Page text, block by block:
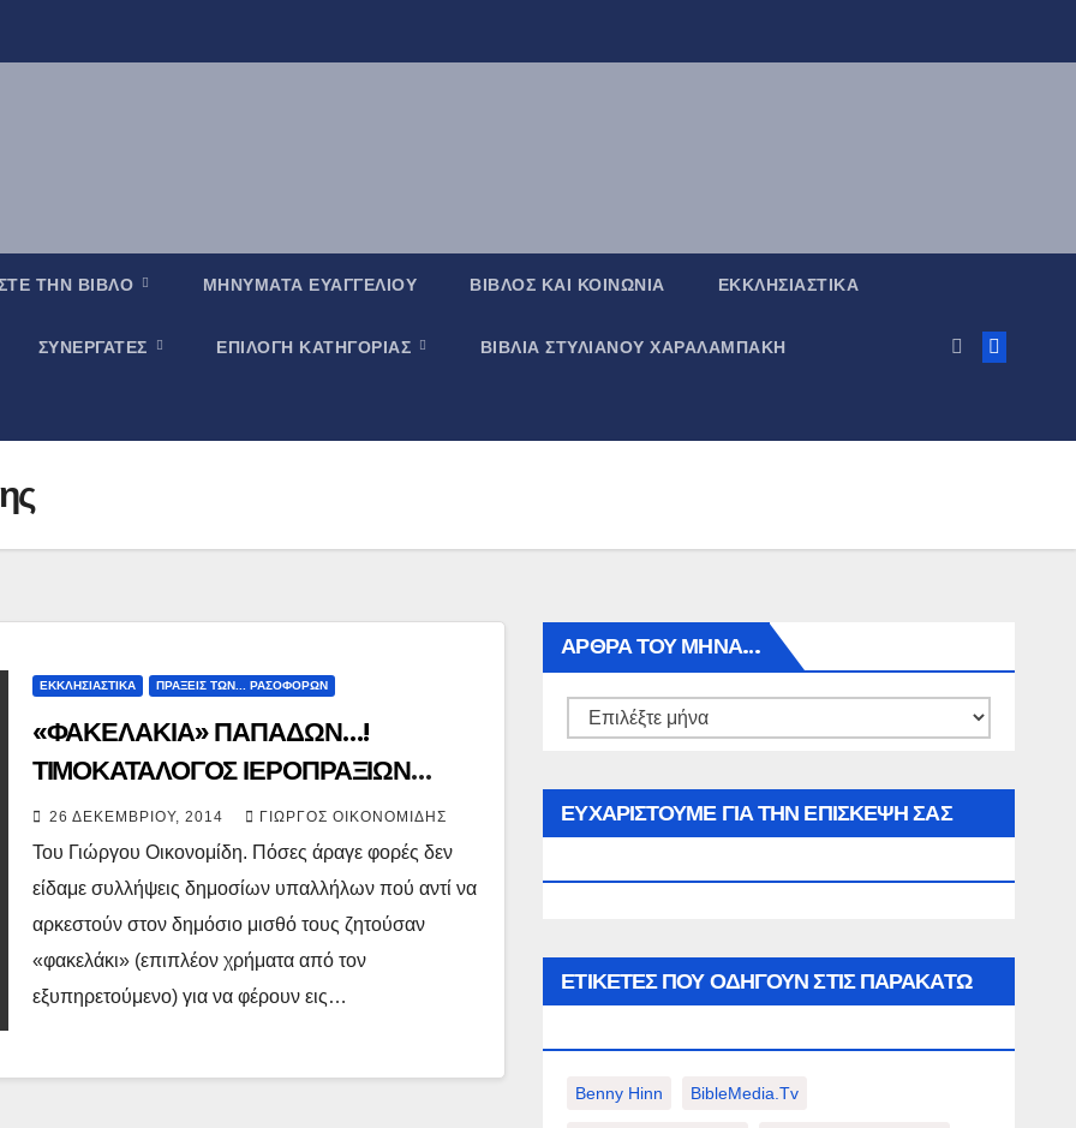
ΤΗΝ ΒΙΒΛΟ ΜΗΝΥΜΑΤΑ ΕΥΑΓΓΕΛΙΟΥ ΒΙΒΛΟΣ ΚΑΙ ΚΟΙΝΩΝΙΑ ΕΚΚΛΗΣΙΑΣΤΙΚΑ
ΣΥΝΕΡΓΑΤΕΣ ΕΠΙΛΟΓΗ ΚΑΤΗΓΟΡΙΑΣ ΒΙΒΛΙΑ ΣΤΥΛΙΑΝΟΥ ΧΑΡΑΛΑΜΠΑΚΗ
ΕΚΚΛΗΣΙΑΣΤΙΚΑ ΠΡΑΞΕΙΣ ΤΩΝ... ΡΑΣΟΦΟΡΩΝ
«ΦΑΚΕΛΑΚΙΑ» ΠΑΠΑΔΩΝ…!
ΤΙΜΟΚΑΤΑΛΟΓΟΣ ΙΕΡΟΠΡΑΞΙΩΝ
ΜΗΤΡΟΠΟΛΕΩΣ ΚΑΤΕΡΙΝΗΣ.
26 ΔΕΚΕΜΒΡΊΟΥ, 2014 ΓΙΏΡΓΟΣ ΟΙΚΟΝΟΜΊΔΗΣ
Του Γιώργου Οικονομίδη. Πόσες άραγε φορές δεν
είδαμε συλλήψεις δημοσίων υπαλλήλων πού αντί να
αρκεστούν στον δημόσιο μισθό τους ζητούσαν
«φακελάκι» (επιπλέον χρήματα από τον
εξυπηρετούμενο) για να φέρουν εις…
ΑΡΘΡΑ ΤΟΥ ΜΉΝΑ…
Αρθρα
μήνα…
ΕΥΧΑΡΙΣΤΟΥΜΕ ΓΙΑ ΤΗΝ ΕΠΙΣΚΕΨΗ ΣΑΣ
ΕΤΙΚΈΤΕΣ ΠΟΥ ΟΔΗΓΟΎΝ ΣΤΙΣ ΠΑΡΑΚΆΤΩ
Benny Hinn BibleMedia.tv